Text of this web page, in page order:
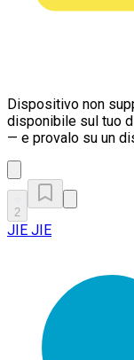
Dispositivo non
disponibile sul tuo
— e provalo su un
2
JIE JIE